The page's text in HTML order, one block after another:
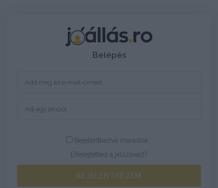
Belépés
Bejelentkezve maradok
Elfelejtetted a jelszavad?
BEJELENTKEZEM